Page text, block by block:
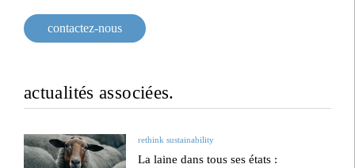
contactez-nous
actualités associées.
rethink sustainability
La laine dans tous ses états :